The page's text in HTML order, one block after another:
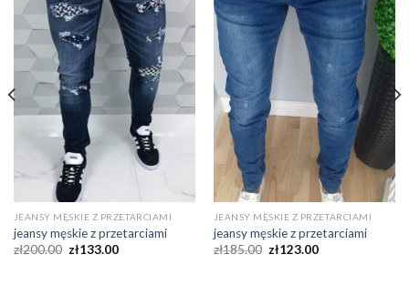
JEANSY MĘSKIE Z PRZETARCIAMI
jeansy męskie z przetarciami
zł200.00 zł133.00
JEANSY MĘSKIE Z PRZETARCIAMI
jeansy męskie z przetarciami
zł185.00 zł123.00